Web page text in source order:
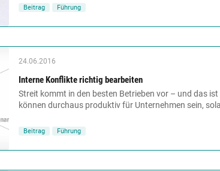
Beitrag Führung
24.06.2016
Interne Konflikte ­­­richtig bearbeiten
Streit kommt in den besten Betrieben vor – und das
können durchaus produktiv für Unternehmen sein,
Beitrag Führung